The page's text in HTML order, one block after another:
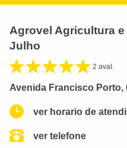
Agrovel Agricultura e
Julho
2 aval.
Avenida Francisco Porto,
ver horario de
ver telefone